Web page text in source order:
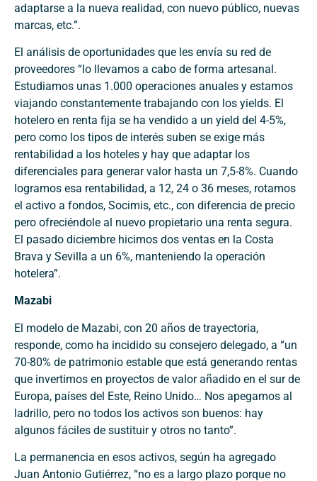
adaptarse a la nueva realidad, con nuevo público, nuevas
marcas, etc.”.
El análisis de oportunidades que les envía su red de
proveedores “lo llevamos a cabo de forma artesanal.
Estudiamos unas 1.000 operaciones anuales y estamos
viajando constantemente trabajando con los yields. El
hotelero en renta fija se ha vendido a un yield del 4-5%,
pero como los tipos de interés suben se exige más
rentabilidad a los hoteles y hay que adaptar los
diferenciales para generar valor hasta un 7,5-8%. Cuando
logramos esa rentabilidad, a 12, 24 o 36 meses, rotamos
el activo a fondos, Socimis, etc., con diferencia de precio
pero ofreciéndole al nuevo propietario una renta segura.
El pasado diciembre hicimos dos ventas en la Costa
Brava y Sevilla a un 6%, manteniendo la operación
hotelera”.
Mazabi
El modelo de Mazabi, con 20 años de trayectoria,
responde, como ha incidido su consejero delegado, a “un
70-80% de patrimonio estable que está generando rentas
que invertimos en proyectos de valor añadido en el sur de
Europa, países del Este, Reino Unido… Nos apegamos al
ladrillo, pero no todos los activos son buenos: hay
algunos fáciles de sustituir y otros no tanto”.
La permanencia en esos activos, según ha agregado
Juan Antonio Gutiérrez, “no es a largo plazo porque no